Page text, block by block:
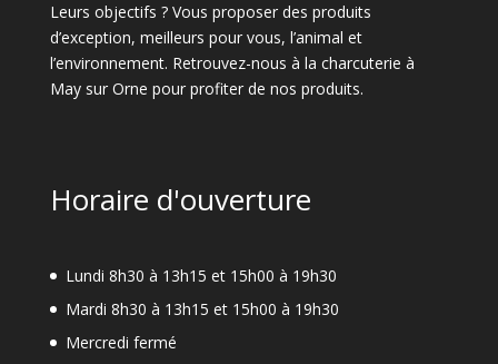
Leurs objectifs ? Vous proposer des produits
d’exception, meilleurs pour vous, l’animal et
l’environnement. Retrouvez-nous à la charcuterie à
May sur Orne pour profiter de nos produits.
Horaire d'ouverture
Lundi 8h30 à 13h15 et 15h00 à 19h30
Mardi 8h30 à 13h15 et 15h00 à 19h30
Mercredi fermé